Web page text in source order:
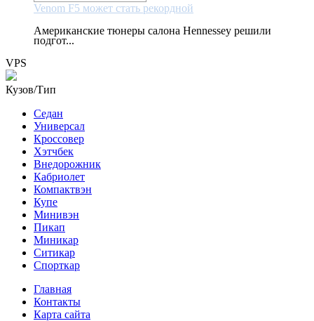
Venom F5 может стать рекордной
Американские тюнеры салона Hennessey решили
подгот...
VPS
Кузов/Тип
Седан
Универсал
Кроссовер
Хэтчбек
Внедорожник
Кабриолет
Компактвэн
Купе
Минивэн
Пикап
Миникар
Ситикар
Спорткар
Главная
Контакты
Карта сайта